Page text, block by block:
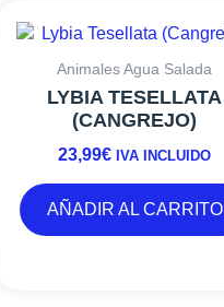
Animales Agua Salada
LYBIA TESELLATA
(CANGREJO)
23,99€ IVA INCLUIDO
AÑADIR AL CARRITO